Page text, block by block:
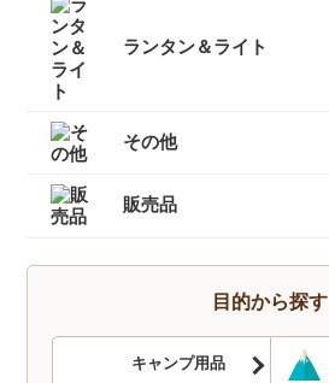
インナーダウン
ダウンジャケット
ダウンパンツ
ダウンコート
フリース
キッズ用ダウン
テントシューズ
マフラー
すべて
ランタン＆ライト
燃料式ランタン
ガス式ランタン
電池式ランタン
ヘッドランプ
ランタンポール
すべて その他
キャリーカート
チェア（椅子）
スパッツ（ゲイター）
サポートタイツ
防寒タイツ
スカート
ヘルメット
ハーネス
クーラーボックス
天体望遠鏡
双眼鏡
コンパス
GPS
時計
ヒーター
ボトル
トレッキンググローブ
サングラス
帽子
トレッキングパンツ
ハイドレーション
ソーラーチャージャー
カヤック
自転車
熊よけ・熊撃退
すべて 販売品
トレッキングソックス
燃料
酸素缶
帽子
手袋
ハイドレーション
そらのしたオリジナルＴシャツ
すべて
目的から探す
キャンプ用品